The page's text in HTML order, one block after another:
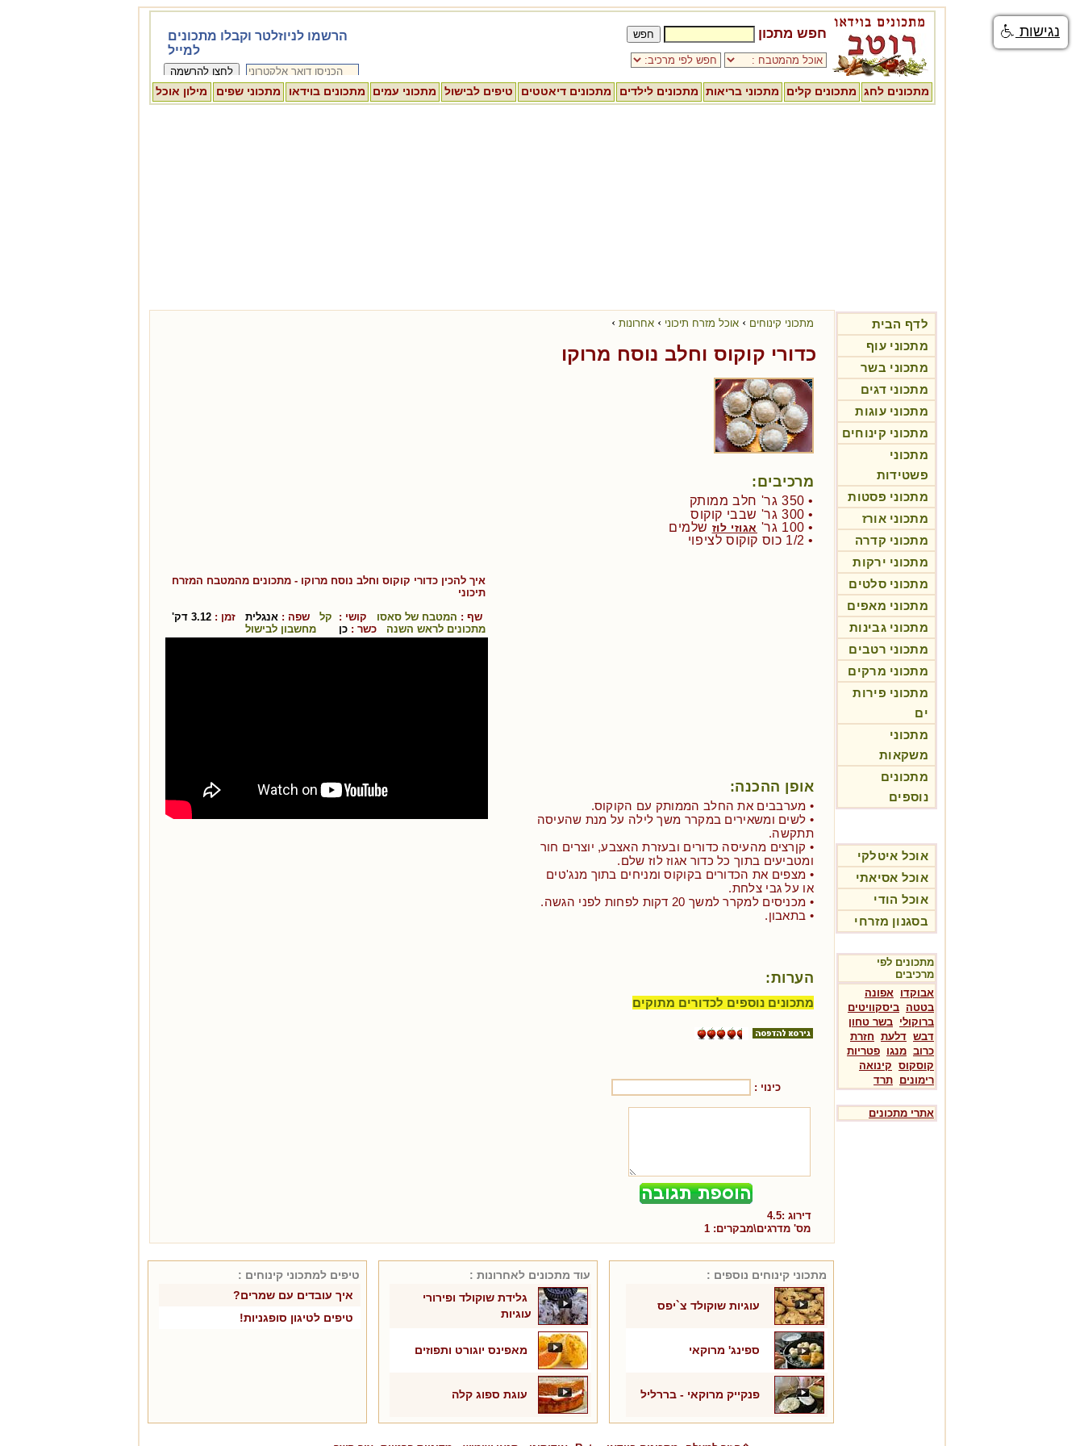
חפש מתכון
מתכונים לחג מתכונים קלים מתכוני בריאות מתכונים לילדים מתכונים דיאטטים טיפים לבישול מתכוני עמים מתכונים בוידאו מתכוני שפים מילון אוכל
לדף הבית
מתכוני עוף
מתכוני בשר
מתכוני דגים
מתכוני עוגות
מתכוני קינוחים
מתכוני
פשטידות
מתכוני פסטות
מתכוני אורז
מתכוני קדרה
מתכוני ירקות
מתכוני סלטים
מתכוני מאפים
מתכוני גבינות
מתכוני רטבים
מתכוני מרקים
מתכוני פירות
ים
מתכוני
משקאות
מתכונים
נוספים
אוכל איטלקי
אוכל אסיאתי
אוכל הודי
בסגנון מזרחי
מתכונים לפי
מרכיבים
אבוקדו אפונה
בטטה ביסקוויטים
ברוקולי בשר טחון
דבש דלעת חזרת
כרוב מנגו פטריות
קוסקוס קינואה
רימונים תרד
אתרי מתכונים
מתכוני קינוחים › אוכל מזרח תיכוני › אחרונות ›
כדורי קוקוס וחלב נוסח מרוקו
מרכיבים:
• 350 גר' חלב ממותק
• 300 גר' שבבי קוקוס
• 100 גר'
אגוזי לוז שלמים
• 1/2 כוס קוקוס לציפוי
אופן ההכנה:
• מערבבים את החלב הממותק עם הקוקוס.
• לשים ומשאירים במקרר משך לילה על מנת שהעיסה
תתקשה.
• קןרצים מהעיסה כדורים ובעזרת האצבע, יוצרים חור
ומטביעים בתוך כל כדור אגוז לוז שלם.
• מצפים את הכדורים בקוקוס ומניחים בתוך מנג'טים
או על גבי צלחת.
• מכניסים למקרר למשך 20 דקות לפחות לפני הגשה.
• בתאבון.
הערות:
מתכונים נוספים לכדורים מתוקים
כינוי :
דירוג :4.5
מס' מדרגים\מבקרים: 1
איך להכין כדורי קוקוס וחלב נוסח מרוקו - מתכונים מהמטבח המזרח
תיכוני
שף : המטבח של סאסו קושי : קל שפה : אנגלית זמן : 3.12 דק'
מתכונים לראש השנה
כשר : כן מחשבון לבישול
מתכוני קינוחים נוספים :
עוגיות שוקולד צ`יפס
ספינג' מרוקאי
פנקייק מרוקאי - בררליל
עוד מתכונים לאחרונות :
גלידת שוקולד ופירורי
עוגיות
מאפינס יוגורט ותפוזים
עוגת ספוג קלה
טיפים למתכוני קינוחים :
איך עובדים עם שמרים?
טיפים לטיגון סופגניות!
נגישות